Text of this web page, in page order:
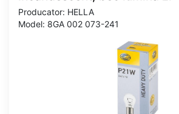
Producator: HELLA
Model: 8GA 002 073-241